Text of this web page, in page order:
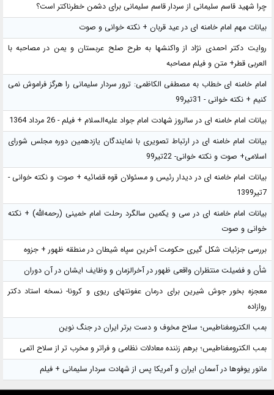
چرا شهید قاسم سلیمانی از سردار قاسم سلیمانی برای دشمن خطرناکتر است؟
بیانات مهم امام خامنه ای در عید قربان + نکته خوانی و صوت
روایت دکتر احمدی نژاد از واکنشها به طرح صلح عربستان و یمن در مصاحبه با
العربی قطر+ متن و فیلم مصاحبه
امام خامنه ای خطاب به مصطفی الکاظمی: ترور سردار سلیمانی را هرگز فراموش نمی
کنیم + نکته خوانی - 31تیر99
بیانات امام خامنه ای در سالروز شهادت امام جواد علیه‌السلام + فیلم - 26 مرداد 1364
بیانات امام خامنه ای در ارتباط تصویری با نمایندگان یازدهمین دوره مجلس شورای
اسلامی+ صوت و نکته خوانی- 22تیر99
بیانات امام خامنه ای در دیدار رئیس و مسئولان قوه قضائیه + صوت و نکته خوانی -
7تیر1399
بیانات امام خامنه ای در سی و یکمین سالگرد رحلت امام خمینی (رحمه‌الله) + نکته
خوانی و صوت
بررسی جزئیات شکل گیری حکومت آخرین سپاه شیطان در منطقه ظهور + جزوه
شأن و فضیلت منتظران واقعی ظهور در آخرالزمان و وظایف ایشان در آن دوران
معجزه بخور جوش شیرین برای درمان عفونتهای ریوی و کرونا- نسخه استاد دکتر
روازاده
بمب الکترومغناطیس؛ سلاح مخوف و دست برتر ایران در جنگ نوین
بمب الکترومغناطیس؛ برهم زننده معادلات نظامی و فراتر و مخرب تر از سلاح اتمی
مانور یوفوها در آسمان ایران و آمریکا پس از شهادت سردار سلیمانی + فیلم